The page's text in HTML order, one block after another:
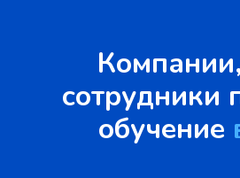
сотрудники
обучение